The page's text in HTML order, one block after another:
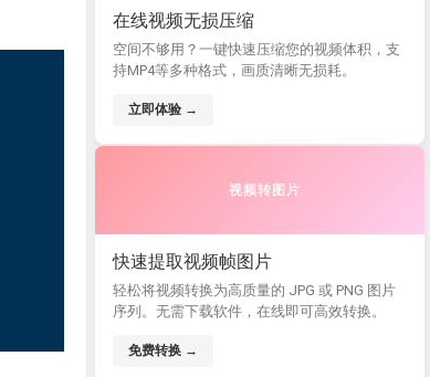
在线视频无损压缩
空间不够用？一键快速压缩您的视频体积，支
持MP4等多种格式，画质清晰无损耗。
立即体验 →
视频转图片
快速提取视频帧图片
轻松将视频转换为高质量的 JPG 或 PNG 图片
序列。无需下载软件，在线即可高效转换。
免费转换 →